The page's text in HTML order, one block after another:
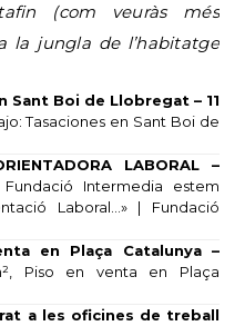
(com veuràs més
la jungla de l’habitatge
Sant Boi de Llobregat – 11
Tasaciones en Sant Boi de
LABORAL –
Intermedia estem
Laboral…» | Fundació
en Plaça Catalunya –
Piso en venta en Plaça
a les oficines de treball